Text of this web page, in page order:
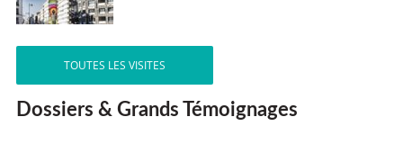
TOUTES LES VISITES
Dossiers & Grands Témoignages